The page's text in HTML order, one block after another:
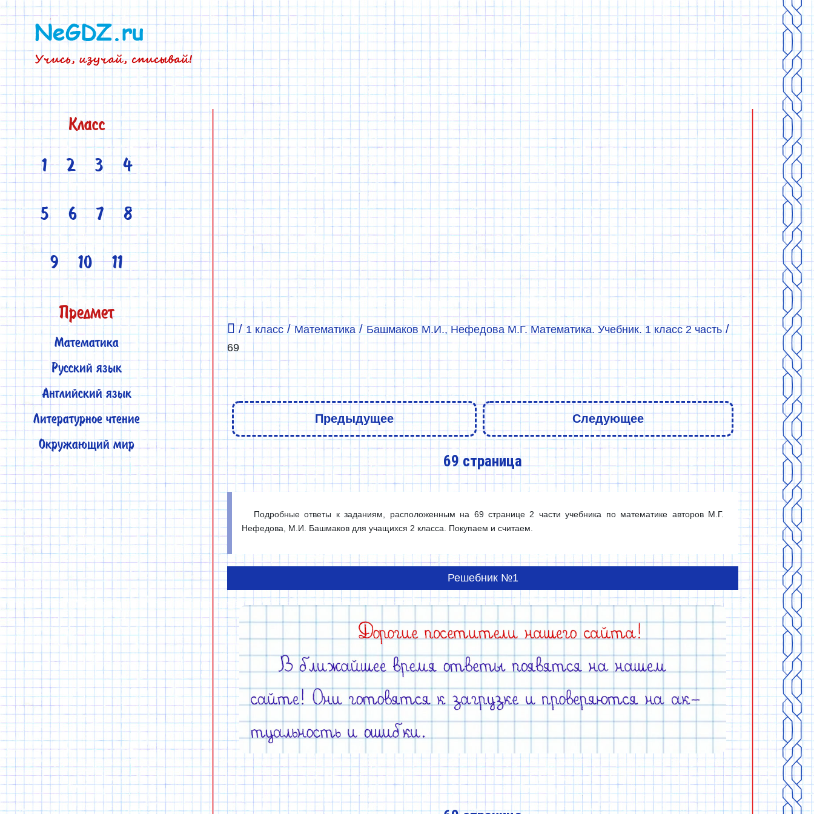
Класс
1
2 3 4
5 6 7 8
9 10 11
Предмет
Математика
Русский язык
Английский язык
Литературное чтение
Окружающий мир
/1 класс/Математика/Башмаков М.И., Нефедова М.Г. Математика. Учебник. 1 класс 2 часть/
69
Предыдущее Следующее
69 страница
Подробные ответы к заданиям, расположенным на 69 странице 2 части учебника по математике авторов М.Г.
Нефедова, М.И. Башмаков для учащихся 2 класса. Покупаем и считаем.
Решебник №1